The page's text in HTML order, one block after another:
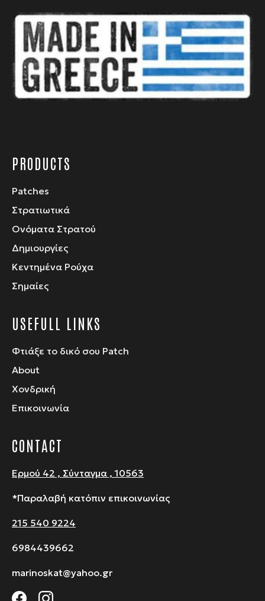
PRODUCTS
Patches
Στρατιωτικά
Ονόματα Στρατού
Δημιουργίες
Κεντημένα Ρούχα
Σημαίες
USEFULL LINKS
Φτιάξε το δικό σου Patch
About
Χονδρική
Επικοινωνία
CONTACT
Ερμού 42 , Σύνταγμα , 10563
*Παραλαβή κατόπιν επικοινωνίας
215 540 9224
6984439662
marinoskat@yahoo.gr